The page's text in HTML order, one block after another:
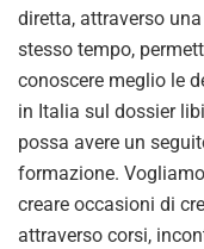
diretta, attraverso
stesso tempo,
conoscere meglio le
in Italia sul dossier
possa avere un
formazione.
creare occasioni di
attraverso corsi,